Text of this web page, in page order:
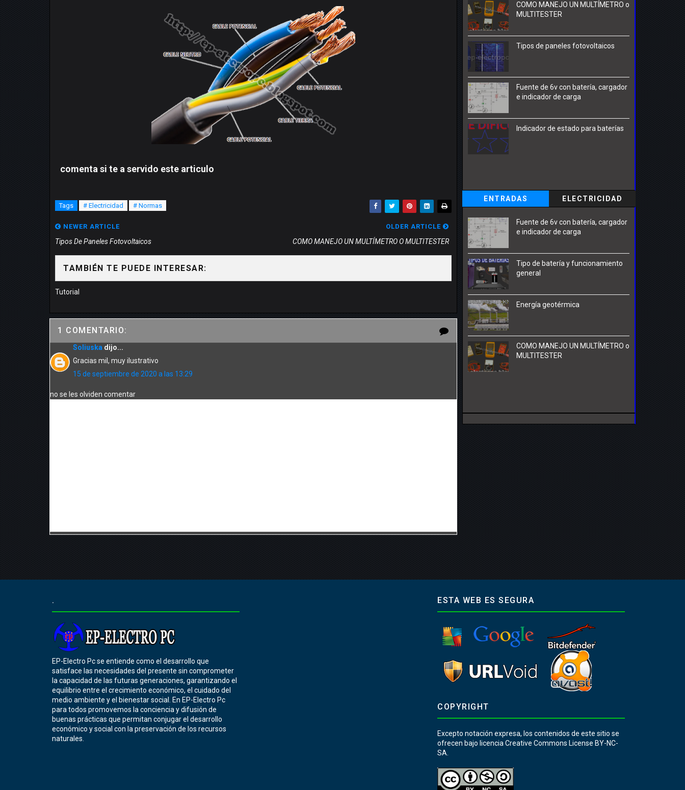
comenta si te a servido este articulo
Tags # Electricidad # Normas
NEWER ARTICLE
Tipos De Paneles Fotovoltaicos
OLDER ARTICLE
COMO MANEJO UN MULTÍMETRO O MULTITESTER
TAMBIÉN TE PUEDE INTERESAR:
Tutorial
1 COMENTARIO:
Soliuska dijo...
Gracias mil, muy ilustrativo
15 de septiembre de 2020 a las 13:29
no se les olviden comentar
COMO MANEJO UN MULTÍMETRO o
MULTITESTER
Tipos de paneles fotovoltaicos
Fuente de 6v con batería, cargador
e indicador de carga
Indicador de estado para baterías
ENTRADAS
LE
ELECTRICIDAD
Fuente de 6v con batería, cargador
e indicador de carga
Tipo de batería y funcionamiento
general
Energía geotérmica
COMO MANEJO UN MULTÍMETRO o
MULTITESTER
.
EP-Electro Pc se entiende como el desarrollo que
satisface las necesidades del presente sin comprometer
la capacidad de las futuras generaciones, garantizando el
equilibrio entre el crecimiento económico, el cuidado del
medio ambiente y el bienestar social. En EP-Electro Pc
para todos promovemos la conciencia y difusión de
buenas prácticas que permitan conjugar el desarrollo
económico y social con la preservación de los recursos
naturales.
ESTA WEB ES SEGURA
COPYRIGHT
Excepto notación expresa, los contenidos de este sitio se
ofrecen bajo licencia Creative Commons License BY-NC-
SA.